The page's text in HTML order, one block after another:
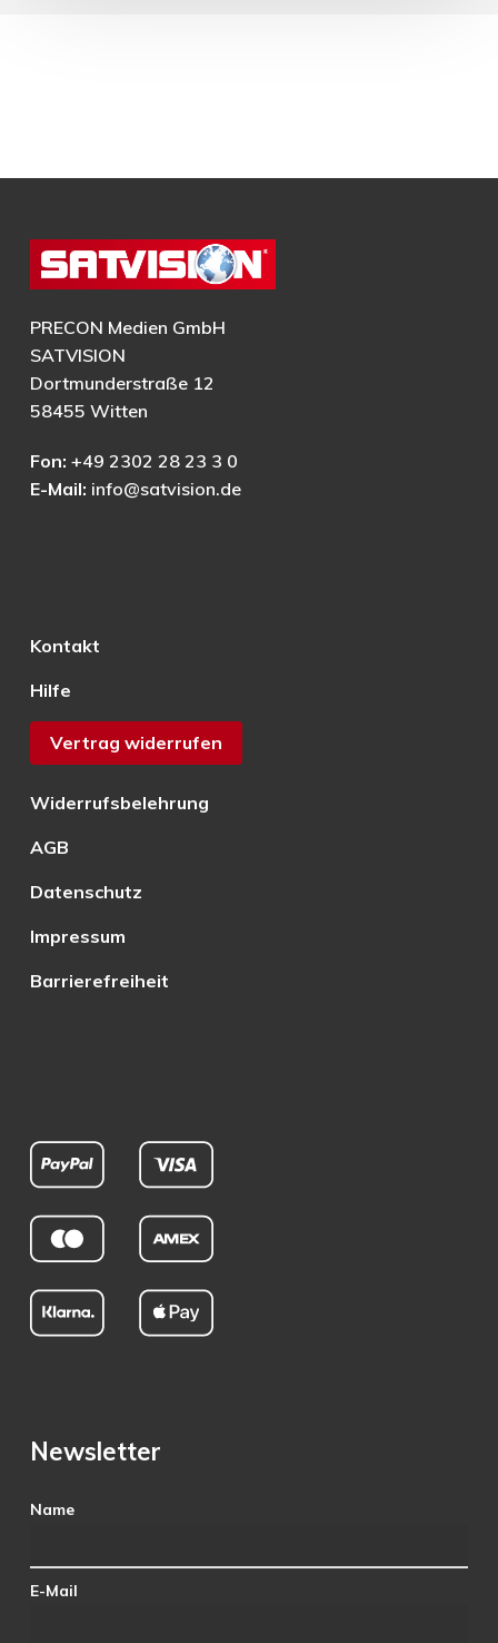
PRECON Medien GmbH
SATVISION
Dortmunderstraße 12
58455 Witten
Fon: +49 2302 28 23 3 0
E-Mail: info@satvision.de
Kontakt
Hilfe
Vertrag widerrufen
Widerrufsbelehrung
AGB
Datenschutz
Impressum
Barrierefreiheit
Newsletter
Name
E-Mail